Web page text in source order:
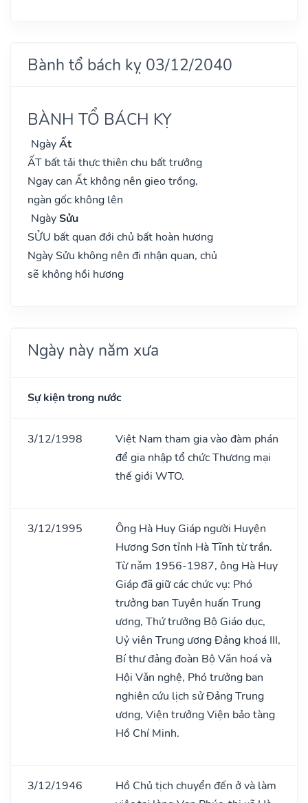
Bành tổ bách kỵ 03/12/2040
BÀNH TỔ BÁCH KỴ
NgàyẤt
ẤT bất tải thực thiên chu bất trưởng
Ngay can Ất không nên gieo trồng,
ngàn gốc không lên
NgàySửu
SỬU bất quan đới chủ bất hoàn hương
Ngày Sửu không nên đi nhận quan, chủ
sẽ không hồi hương
Ngày này năm xưa
Sự kiện trong nước
3/12/1998
Việt Nam tham gia vào đàm phán
để gia nhập tổ chức Thương mại
thế giới WTO.
3/12/1995
Ông Hà Huy Giáp người Huyện
Hương Sơn tỉnh Hà Tĩnh từ trần.
Từ nǎm 1956-1987, ông Hà Huy
Giáp đã giữ các chức vụ: Phó
trưởng ban Tuyên huấn Trung
ương, Thứ trưởng Bộ Giáo dục,
Uỷ viên Trung ương Đảng khoá III,
Bí thư đảng đoàn Bộ Vǎn hoá và
Hội Vǎn nghệ, Phó trưởng ban
nghiên cứu lịch sử Đảng Trung
ương, Viện trưởng Viện bảo tàng
Hồ Chí Minh.
3/12/1946
Hồ Chủ tịch chuyển đến ở và làm